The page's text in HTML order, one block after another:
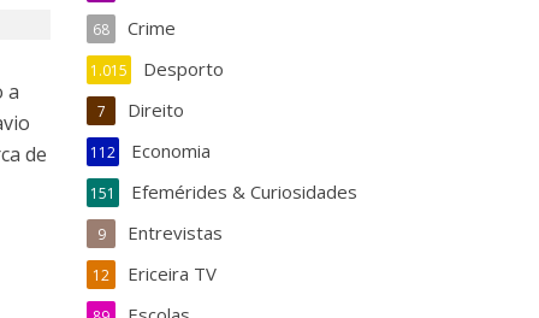
a
de
Crime
68
Desporto
1.015
Direito
7
Economia
112
Efemérides & Curiosidades
151
Entrevistas
9
Ericeira TV
12